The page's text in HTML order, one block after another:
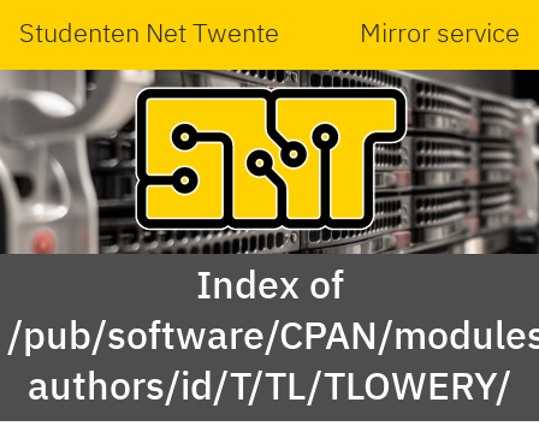
Studenten Net Twente Mirror service
Index of
/pub/software/CPAN/
authors/id/T/TL/TLOWERY/